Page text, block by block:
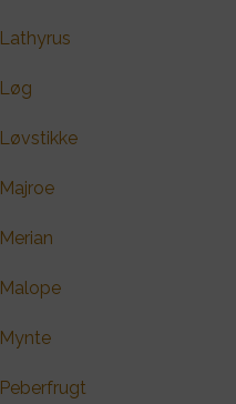
Lathyrus
Løg
Løvstikke
Majroe
Merian
Malope
Mynte
Peberfrugt